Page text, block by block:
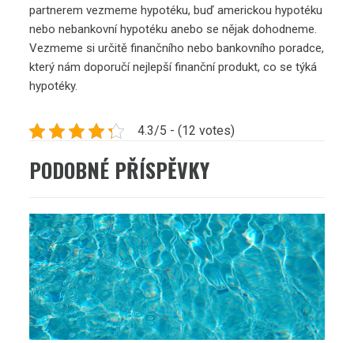
partnerem vezmeme hypotéku, buď americkou hypotéku
nebo nebankovní hypotéku anebo se nějak dohodneme.
Vezmeme si určitě finančního nebo bankovního poradce,
který nám doporučí nejlepší finanční produkt, co se týká
hypotéky.
4.3/5 - (12 votes)
PODOBNÉ PŘÍSPĚVKY